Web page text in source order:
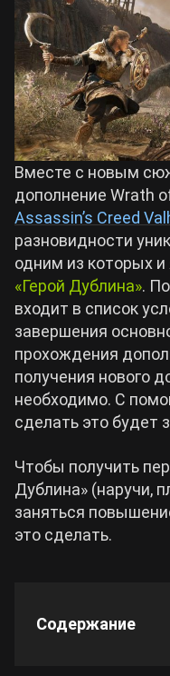
Crimson Desert
Zenless Zone
Kingdom Come:
Path of Exile 2
Wuthering Waves
Roblox
Hogwarts Legacy
Все игры
Билды Arknights:
Билды Wuthering
Билды
Билды Path of
Вместе с новым
дополнение Wrath
Assassin’s Creed
разновидности
одним из которых и
«Герой Дублина».
входит в список
завершения
прохождения
получения нового
необходимо. С
сделать это будет
Чтобы получить
Дублина» (наручи,
заняться
это сделать.
Содержание